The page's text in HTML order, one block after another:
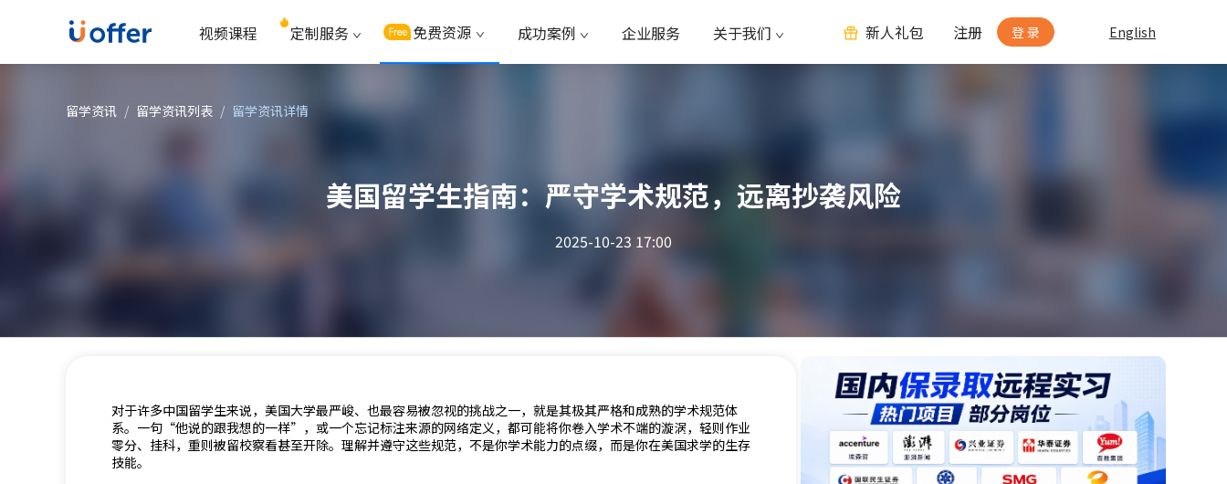
视频课程 定制服务 免费资源 成功案例 企业服务 关于我们 新人礼包 注册 登 录 English
留学资讯 / 留学资讯列表 / 留学资讯详情
美国留学生指南：严守学术规范，远离抄袭风险
2025-10-23 17:00
对于许多中国留学生来说，美国大学最严峻、也最容易被忽视的挑战之一，就是其极其严格和成熟的学术规范体
系。一句“他说的跟我想的一样”，或一个忘记标注来源的网络定义，都可能将你卷入学术不端的漩涡，轻则作业
零分、挂科，重则被留校察看甚至开除。理解并遵守这些规范，不是你学术能力的点缀，而是你在美国求学的生存
技能。